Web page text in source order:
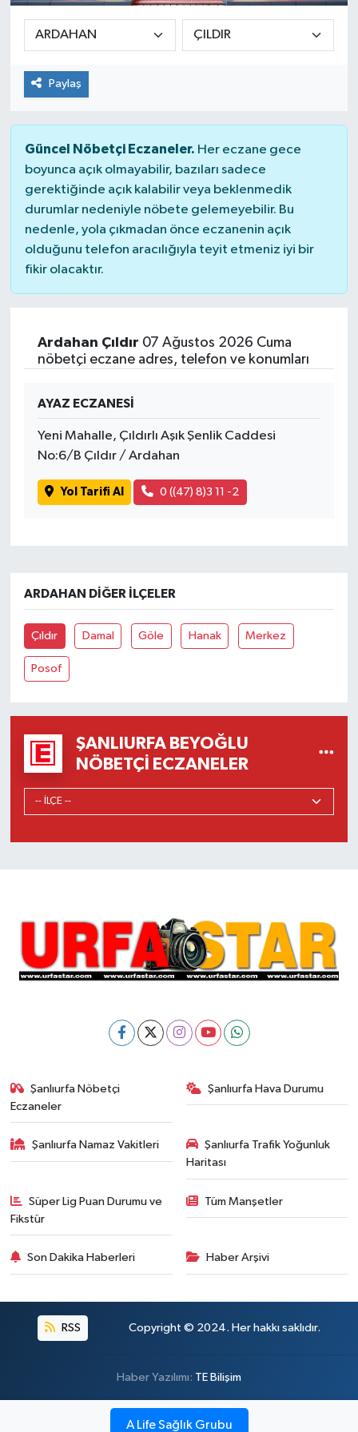
Paylaş
Güncel Nöbetçi Eczaneler. Her eczane gece
boyunca açık olmayabilir, bazıları sadece
gerektiğinde açık kalabilir veya beklenmedik
durumlar nedeniyle nöbete gelemeyebilir. Bu
nedenle, yola çıkmadan önce eczanenin açık
olduğunu telefon aracılığıyla teyit etmeniz iyi bir
fikir olacaktır.
Ardahan Çıldır 07 Ağustos 2026 Cuma
nöbetçi eczane adres, telefon ve konumları
AYAZ ECZANESİ
Yeni Mahalle, Çıldırlı Aşık Şenlik Caddesi
No:6/B Çıldır / Ardahan
Yol Tarifi Al 0 ((47) 8)3 11 -2
ARDAHAN DIĞER İLÇELER
Çıldır Damal Göle Hanak Merkez
Posof
ŞANLIURFA BEYOĞLU
NÖBETÇI ECZANELER
Şanlıurfa Nöbetçi
Eczaneler
Şanlıurfa Hava Durumu
Şanlıurfa Namaz Vakitleri
Şanlıurfa Trafik Yoğunluk
Haritası
Süper Lig Puan Durumu ve
Fikstür
Tüm Manşetler
Son Dakika Haberleri Haber Arşivi
RSS Copyright © 2024. Her hakkı saklıdır.
Haber Yazılımı: TE Bilişim
A Life Sağlık Grubu